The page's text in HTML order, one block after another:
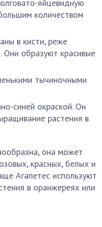
яйцевидную
количеством
в кисти, реже
Они образуют красивые
тычиночными
синей окраской. Он
растения в
она может
красных, белых и
Агапетес используют
в оранжереях или